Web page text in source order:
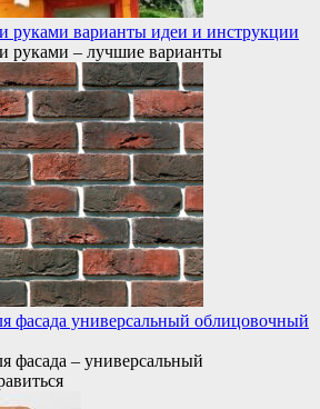
руками варианты идеи и инструкции
руками – лучшие варианты
фасада универсальный облицовочный
фасада – универсальный